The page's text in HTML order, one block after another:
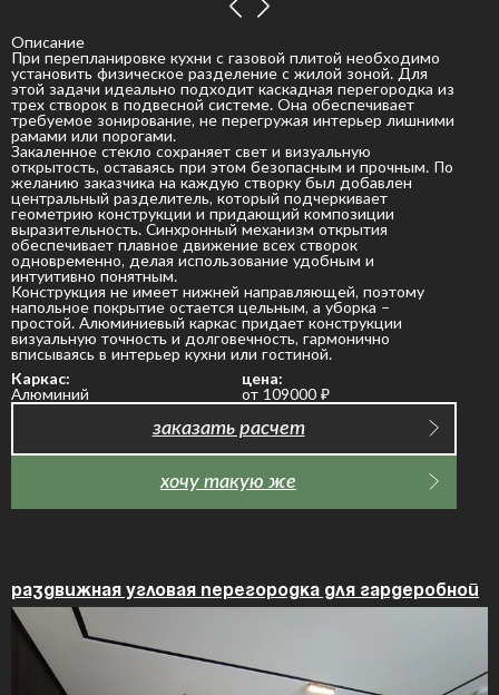
Описание
При перепланировке кухни с газовой плитой необходимо
установить физическое разделение с жилой зоной. Для
этой задачи идеально подходит каскадная перегородка из
трех створок в подвесной системе. Она обеспечивает
требуемое зонирование, не перегружая интерьер лишними
рамами или порогами.
Закаленное стекло сохраняет свет и визуальную
открытость, оставаясь при этом безопасным и прочным. По
желанию заказчика на каждую створку был добавлен
центральный разделитель, который подчеркивает
геометрию конструкции и придающий композиции
выразительность. Синхронный механизм открытия
обеспечивает плавное движение всех створок
одновременно, делая использование удобным и
интуитивно понятным.
Конструкция не имеет нижней направляющей, поэтому
напольное покрытие остается цельным, а уборка –
простой. Алюминиевый каркас придает конструкции
визуальную точность и долговечность, гармонично
вписываясь в интерьер кухни или гостиной.
Каркас:
Алюминий
цена:
от 109000 ₽
заказать расчет
хочу такую же
Раздвижная угловая перегородка для гардеробной